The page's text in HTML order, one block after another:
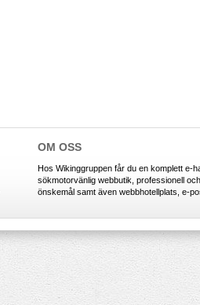
OM OSS
Hos Wikinggruppen får du en komplett e-
sökmotorvänlig webbutik, professionell
önskemål samt även webbhotellplats, e-